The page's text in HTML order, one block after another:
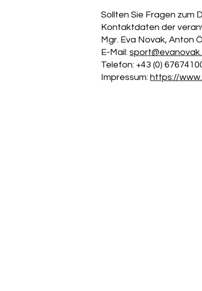
Sollten Sie Fragen zum
Kontaktdaten der
Mgr. Eva Novak, Anton
E-Mail:
Telefon: +43 (0)
Impressum: https://